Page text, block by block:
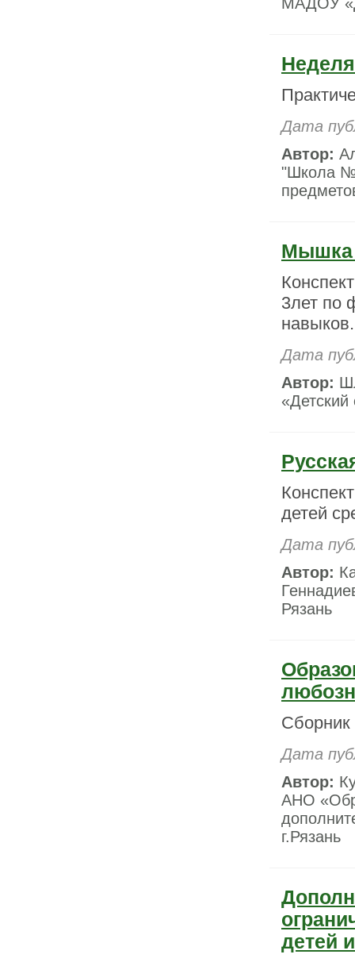
Дата
Автор:
"Школа
Мышка
3лет по
навыков.
Дата
Автор:
детей
Дата
Автор:
Рязань
Сборник
Дата
Автор:
АНО
г.Рязань
детей